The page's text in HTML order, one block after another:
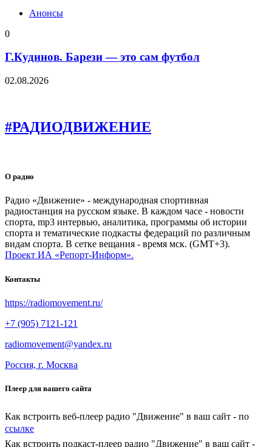
Анонсы
0
Г.Кудинов. Барези — это сам футбол
02.08.2026
#РАДИОДВИЖЕНИЕ
О радио
Радио «Движение» - международная спортивная
радиостанция на русском языке. В каждом часе - новости
спорта, mp3 интервью, аналитика, программы об истории
спорта и тематические подкасты федераций по различным
видам спорта. В сетке вещания - время мск. (GMT+3).
Проект ИА «Репорт-Информ».
Контакты
https://radiomovement.ru/
+7 (905) 7121-121
radiomovement@yandex.ru
Россия, г. Москва
Плеер для вашего сайта
Как встроить веб-плеер радио "Движение" в ваш сайт - по
ссылке
Как встроить подкаст-плеер радио "Движение" в ваш сайт -